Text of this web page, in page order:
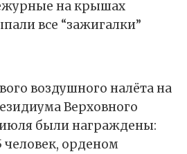
на крышах
все “зажигалки”
воздушного налёта на
Верховного
июля были награждены:
орденом